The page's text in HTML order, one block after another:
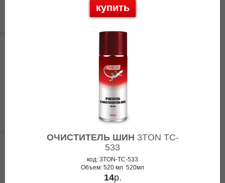
купить
ОЧИСТИТЕЛЬ ШИН 3TON TC-
533
код: 3TON-TC-533
Объем: 520 мл 520мл
14р.